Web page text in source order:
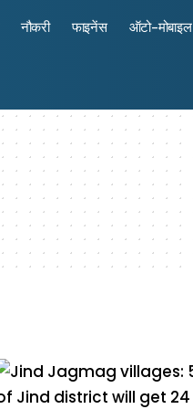
नौकरी फाइनेंस ऑटो-मोबाइल